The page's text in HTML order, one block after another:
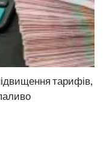
тарифів,